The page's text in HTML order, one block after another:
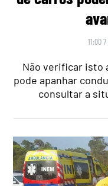
11:00
Não verificar isto
pode apanhar
consultar a